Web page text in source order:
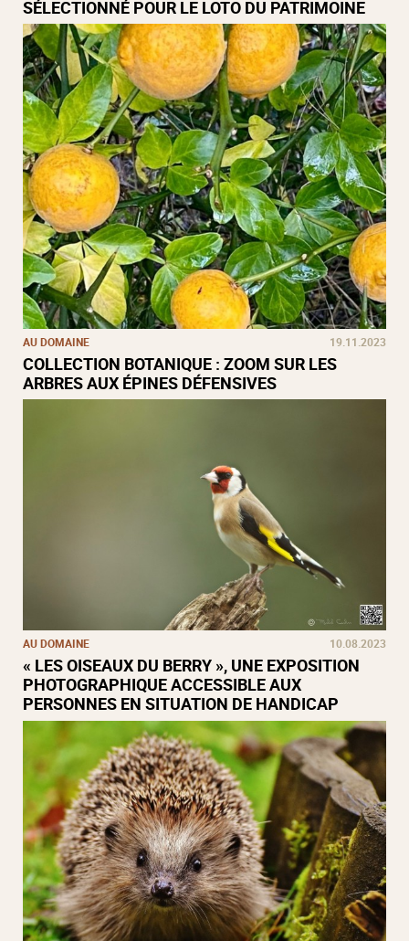
SÉLECTIONNÉ POUR LE LOTO DU PATRIMOINE
AU DOMAINE 19.11.2023
COLLECTION BOTANIQUE : ZOOM SUR LES
ARBRES AUX ÉPINES DÉFENSIVES
AU DOMAINE 10.08.2023
« LES OISEAUX DU BERRY », UNE EXPOSITION
PHOTOGRAPHIQUE ACCESSIBLE AUX
PERSONNES EN SITUATION DE HANDICAP